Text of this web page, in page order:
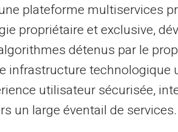
réelle souplesse au
fonctionnent sur la majorité
Elles fonctionnent
Plus) ce qui facilite les
plateforme multiservices
propriétaire et exclusive,
détenus par le
infrastructure technologique
utilisateur sécurisée,
un large éventail de services.